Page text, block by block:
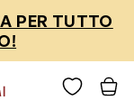
PER TUTTO